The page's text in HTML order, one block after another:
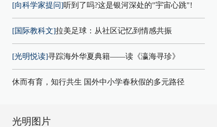
[向科学家提问]听到了吗?这是银河深处的"宇宙心跳"!
[国际教科文]拉美足球：从社区记忆到情感共振
[光明悦读]寻踪海外华夏典籍——读《瀛海寻珍》
休而有育，知行共生 国外中小学春秋假的多元路径
光明图片